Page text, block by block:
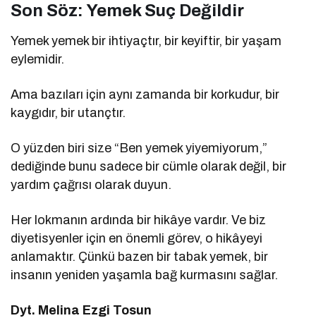
Son Söz: Yemek Suç Değildir
Yemek yemek bir ihtiyaçtır, bir keyiftir, bir yaşam
eylemidir.
Ama bazıları için aynı zamanda bir korkudur, bir
kaygıdır, bir utançtır.
O yüzden biri size “Ben yemek yiyemiyorum,”
dediğinde bunu sadece bir cümle olarak değil, bir
yardım çağrısı olarak duyun.
Her lokmanın ardında bir hikâye vardır. Ve biz
diyetisyenler için en önemli görev, o hikâyeyi
anlamaktır. Çünkü bazen bir tabak yemek, bir
insanın yeniden yaşamla bağ kurmasını sağlar.
Dyt. Melina Ezgi Tosun